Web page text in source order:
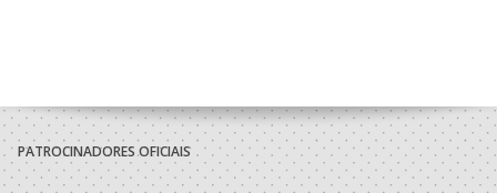
PATROCINADORES OFICIAIS